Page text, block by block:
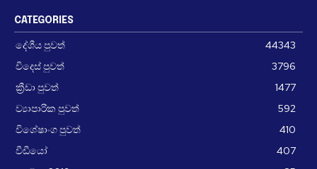
CATEGORIES
දේශීය පුවත්
44343
විදෙස් පුවත්
3796
ක්‍රීඩා පුවත්
1477
ව්‍යාපාරික පුවත්
592
විශේෂාංග පුවත්
410
වීඩීයෝ
407